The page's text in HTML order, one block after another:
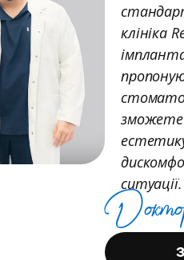
клініка
зможете
ситуації.